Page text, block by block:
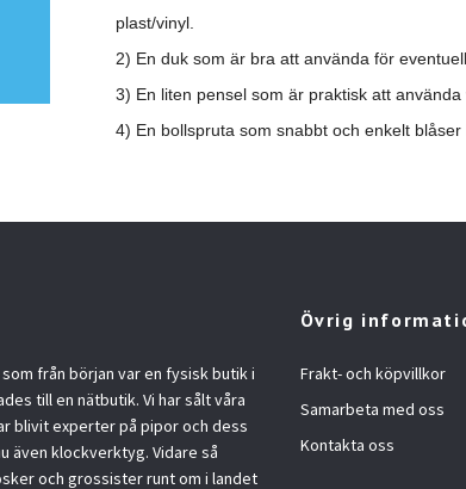
plast/vinyl.
2) En duk som är bra att använda för
3) En liten pensel som är praktisk att
4) En bollspruta som snabbt och enkelt
från början var en fysisk butik i
till en nätbutik. Vi har sålt våra
blivit experter på pipor och dess
även klockverktyg. Vidare så
och grossister runt om i landet
Övrig
Frakt- och köpvillkor
Samarbeta med oss
Kontakta oss